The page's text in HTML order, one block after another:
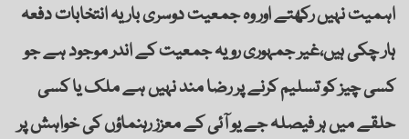
اہمیت نہیں رکھتے اور وہ جمعیت دوسری بار یہ انتخابات دفعہ
ہار چکی ہیں،غیر جمہوری رویہ جمعیت کے اندر موجود ہے جو
کسی چیز کو تسلیم کرنے پر رضا مند نہیں ہے ملک یا کسی
حلقے میں ہر فیصلہ جے یو آئی کے معزز رہنماؤں کی خواہش پر